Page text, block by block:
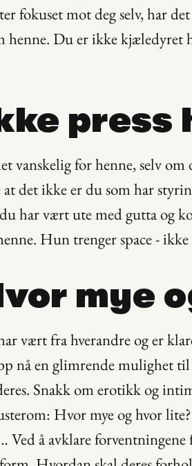
fokuset mot deg selv, har
henne. Du er ikke kjæledyret
press
vanskelig for henne, selv
at det ikke er du som har
har vært ute med gutta og
Hun trenger space -
mye
vært fra hverandre og er
nå en glimrende mulighet til
Snakk om erotikk og
Hvor mye og hvor
Ved å avklare